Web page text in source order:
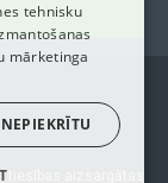
tiesības aizsargātas
ENGLISH
tehnisku
mārketinga
NEPIEKRĪTU